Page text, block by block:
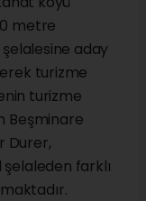
metre
aday
turizme
turizme
Beşminare
Durer,
farklı